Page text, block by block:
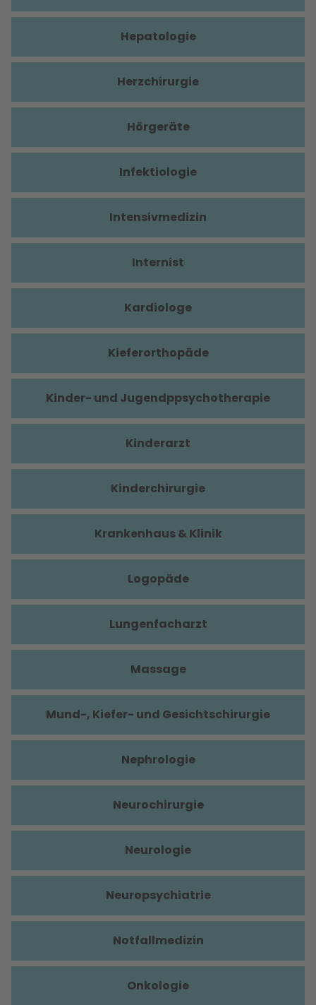
Hepatologie
Herzchirurgie
Hörgeräte
Infektiologie
Intensivmedizin
Internist
Kardiologe
Kieferorthopäde
Kinder- und Jugendppsychotherapie
Kinderarzt
Kinderchirurgie
Krankenhaus & Klinik
Logopäde
Lungenfacharzt
Massage
Mund-, Kiefer- und Gesichtschirurgie
Nephrologie
Neurochirurgie
Neurologie
Neuropsychiatrie
Notfallmedizin
Onkologie